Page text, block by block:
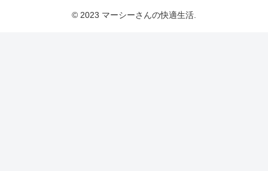
© 2023 マーシーさんの快適生活.